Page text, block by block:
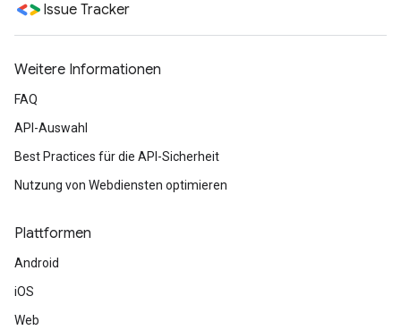
Issue Tracker
Weitere Informationen
FAQ
API-Auswahl
Best Practices für die API-Sicherheit
Nutzung von Webdiensten optimieren
Plattformen
Android
iOS
Web